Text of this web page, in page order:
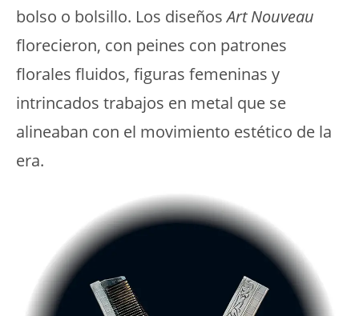
bolso o bolsillo. Los diseñosArt Nouveau
florecieron, con peines con patrones
florales fluidos, figuras femeninas y
intrincados trabajos en metal que se
alineaban con el movimiento estético de la
era.